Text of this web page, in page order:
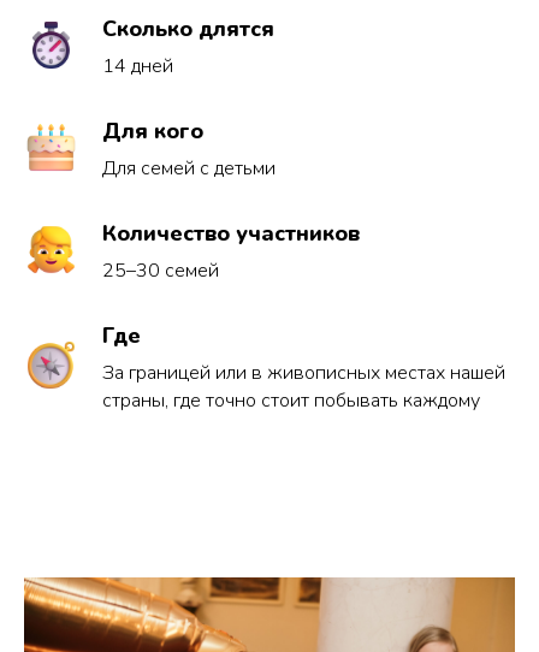
Сколько длятся
14 дней
Для кого
Для семей с детьми
Количество участников
25–30 семей
Где
За границей или в живописных местах нашей
страны, где точно стоит побывать каждому